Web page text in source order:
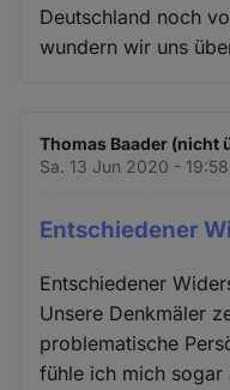
Deutschland noch
wundern wir uns
Thomas Baader (nicht
Sa. 13 Jun 2020 - 19:58
Entschiedener
Entschiedener
Unsere Denkmäler
problematische
fühle ich mich sogar